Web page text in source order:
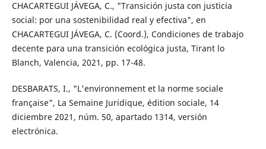
CHACARTEGUI JÁVEGA, C., "Transición justa con justicia
social: por una sostenibilidad real y efectiva", en
CHACARTEGUI JÁVEGA, C. (Coord.), Condiciones de trabajo
decente para una transición ecológica justa, Tirant lo
Blanch, Valencia, 2021, pp. 17-48.
DESBARATS, I., "L'environnement et la norme sociale
française", La Semaine Juridique, édition sociale, 14
diciembre 2021, núm. 50, apartado 1314, versión
electrónica.